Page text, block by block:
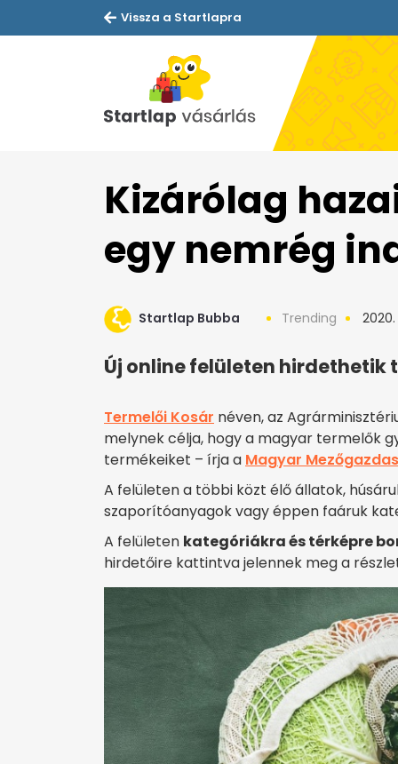
Vissza a Startlapra
Kizárólag
egy nemrég
Startlap Bubba Trending 2020.
Új online felületen
Termelői Kosár néven, az
melynek célja, hogy a magyar termelők
termékeiket – írja a Magyar
A felületen a többi közt élő állatok,
szaporítóanyagok vagy éppen faáruk
A felületen kategóriákra és térképre
hirdetőire kattintva jelennek meg a